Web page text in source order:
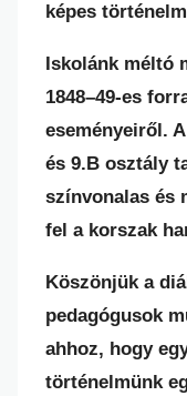
képes
Iskolánk méltó
1848–49-es
eseményeiről.
és 9.B osztály
színvonalas és
fel a korszak
Köszönjük a
pedagógusok
ahhoz, hogy
történelmünk